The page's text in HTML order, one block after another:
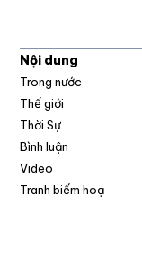
Nội dung
Trong nước
Thế giới
Thời Sự
Bình luận
Video
Tranh biếm hoạ